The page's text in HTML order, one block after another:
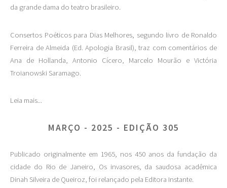
da grande dama do teatro brasileiro.
Consertos Poéticos para Dias Melhores, segundo livro de Ronaldo
Ferreira de Almeida (Ed. Apologia Brasil), traz com comentários de
Ana de Hollanda, Antonio Cícero, Marcelo Mourão e Victória
Troianowski Saramago.
Leia mais...
MARÇO - 2025 - EDIÇÃO 305
Publicado originalmente em 1965, nos 450 anos da fundação da
cidade do Rio de Janeiro, Os invasores, da saudosa acadêmica
Dinah Silveira de Queiroz, foi relançado pela Editora Instante.